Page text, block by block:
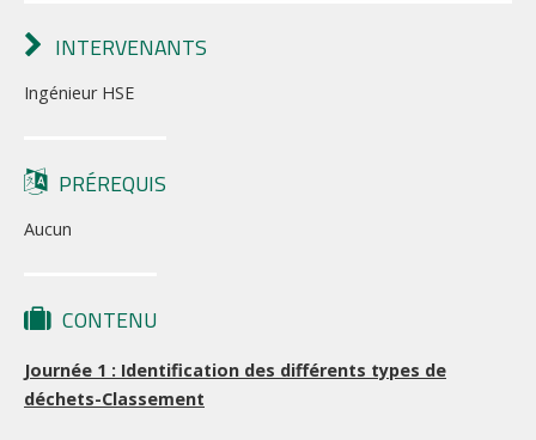
INTERVENANTS
Ingénieur HSE
PRÉREQUIS
Aucun
CONTENU
Journée 1 : Identification des différents types de
déchets-Classement